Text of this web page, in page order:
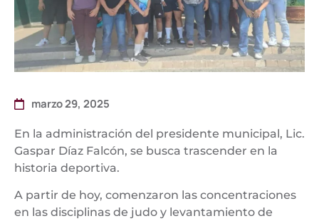
marzo 29, 2025
En la administración del presidente municipal, Lic.
Gaspar Díaz Falcón, se busca trascender en la
historia deportiva.
A partir de hoy, comenzaron las concentraciones
en las disciplinas de judo y levantamiento de